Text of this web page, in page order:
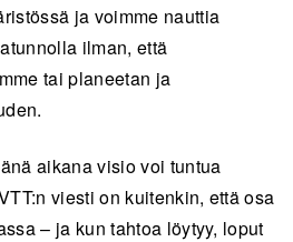
ja voimme nauttia
ilman, että
tai planeetan ja
aikana visio voi tuntua
viesti on kuitenkin, että osa
– ja kun tahtoa löytyy, loput